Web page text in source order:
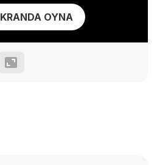
OYNA